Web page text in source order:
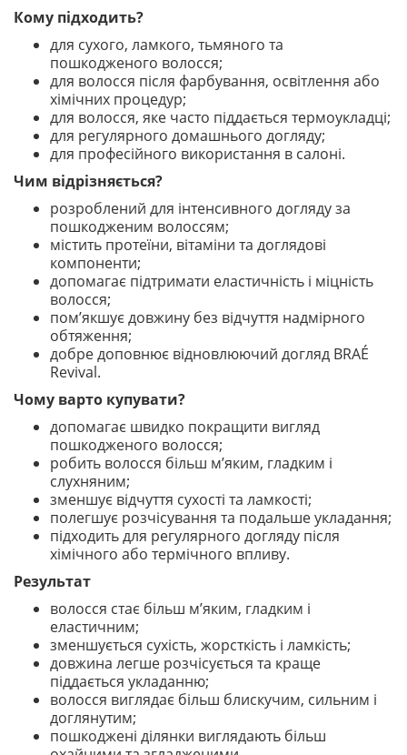
Кому підходить?
для сухого, ламкого, тьмяного та
пошкодженого волосся;
для волосся після фарбування, освітлення або
хімічних процедур;
для волосся, яке часто піддається термоукладці;
для регулярного домашнього догляду;
для професійного використання в салоні.
Чим відрізняється?
розроблений для інтенсивного догляду за
пошкодженим волоссям;
містить протеїни, вітаміни та доглядові
компоненти;
допомагає підтримати еластичність і міцність
волосся;
пом’якшує довжину без відчуття надмірного
обтяження;
добре доповнює відновлюючий догляд BRAÉ
Revival.
Чому варто купувати?
допомагає швидко покращити вигляд
пошкодженого волосся;
робить волосся більш м’яким, гладким і
слухняним;
зменшує відчуття сухості та ламкості;
полегшує розчісування та подальше укладання;
підходить для регулярного догляду після
хімічного або термічного впливу.
Результат
волосся стає більш м’яким, гладким і
еластичним;
зменшується сухість, жорсткість і ламкість;
довжина легше розчісується та краще
піддається укладанню;
волосся виглядає більш блискучим, сильним і
доглянутим;
пошкоджені ділянки виглядають більш